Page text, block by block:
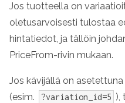
Jos tuotteella on
oletusarvoisesti tulostaa
hintatiedot, ja tällöin
PriceFrom-rivin mukaan.
Jos kävijällä on
(esim.
?variation_id=5 ),